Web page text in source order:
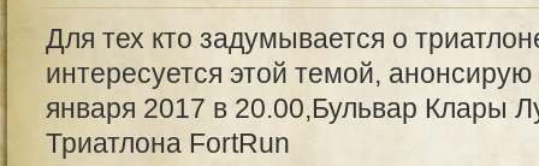
Для тех кто задумывается о
интересуется этой темой,
января 2017 в 20.00,Бульвар Клары
Триатлона FortRun